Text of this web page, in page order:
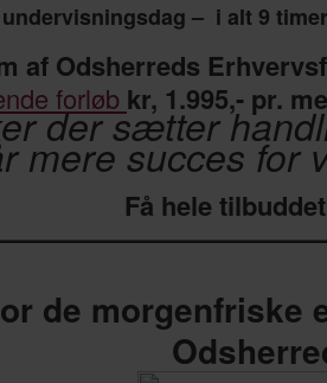
– i alt 9 timer
af Odsherreds
forløb kr, 1.995,- pr.
der sætter
mere succes for
Få hele
de